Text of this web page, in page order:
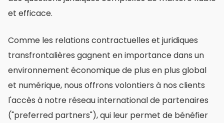
et efficace.
Comme les relations contractuelles et juridiques
transfrontalières gagnent en importance dans un
environnement économique de plus en plus global
et numérique, nous offrons volontiers à nos clients
l'accès à notre réseau international de partenaires
("preferred partners"), qui leur permet de bénéfier